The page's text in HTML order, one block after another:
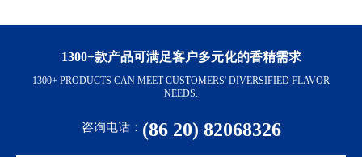
1300+款产品可满足客户多元化的香精需求
1300+ PRODUCTS CAN MEET CUSTOMERS' DIVERSIFIED FLAVOR
NEEDS.
咨询电话： (86 20) 82068326